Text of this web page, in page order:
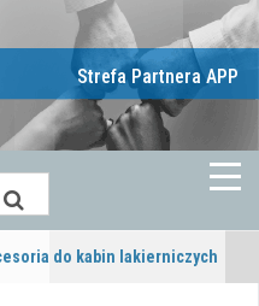
Strefa Partnera APP
do kabin lakierniczych